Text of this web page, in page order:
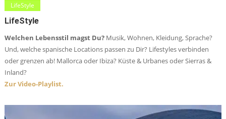
LifeStyle
LifeStyle
Welchen Lebensstil magst Du?Musik, Wohnen, Kleidung, Sprache?
Und, welche spanische Locations passen zu Dir? Lifestyles verbinden
oder grenzen ab! Mallorca oder Ibiza? Küste & Urbanes oder Sierras &
Inland?
Zur Video-Playlist.